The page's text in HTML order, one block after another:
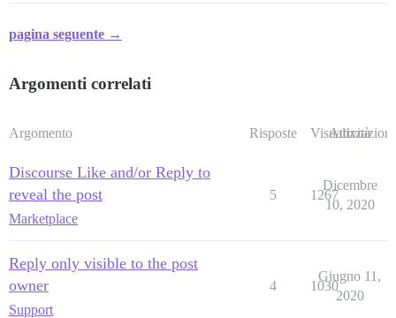
pagina seguente →
Argomenti correlati
Argomento Risposte Visualizzazioni
Attività
Discourse Like and/or Reply to
reveal the post
Marketplace
5 1267
Dicembre
10, 2020
Reply only visible to the post
owner
Support
4 1030
Giugno 11,
2020